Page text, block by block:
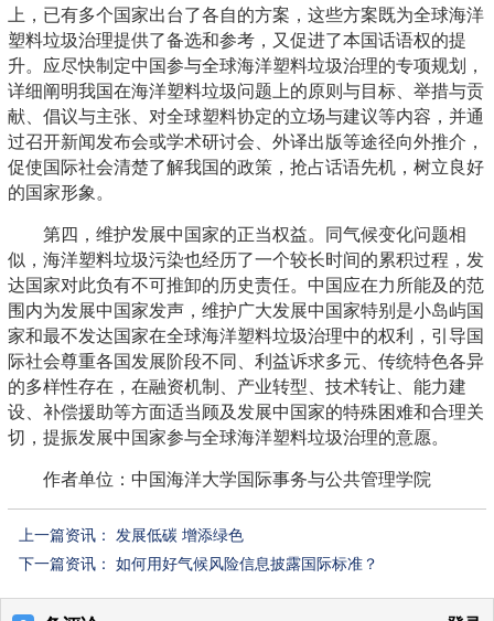
上，已有多个国家出台了各自的方案，这些方案既为全球海洋
塑料垃圾治理提供了备选和参考，又促进了本国话语权的提
升。应尽快制定中国参与全球海洋塑料垃圾治理的专项规划，
详细阐明我国在海洋塑料垃圾问题上的原则与目标、举措与贡
献、倡议与主张、对全球塑料协定的立场与建议等内容，并通
过召开新闻发布会或学术研讨会、外译出版等途径向外推介，
促使国际社会清楚了解我国的政策，抢占话语先机，树立良好
的国家形象。
第四，维护发展中国家的正当权益。同气候变化问题相
似，海洋塑料垃圾污染也经历了一个较长时间的累积过程，发
达国家对此负有不可推卸的历史责任。中国应在力所能及的范
围内为发展中国家发声，维护广大发展中国家特别是小岛屿国
家和最不发达国家在全球海洋塑料垃圾治理中的权利，引导国
际社会尊重各国发展阶段不同、利益诉求多元、传统特色各异
的多样性存在，在融资机制、产业转型、技术转让、能力建
设、补偿援助等方面适当顾及发展中国家的特殊困难和合理关
切，提振发展中国家参与全球海洋塑料垃圾治理的意愿。
作者单位：中国海洋大学国际事务与公共管理学院
上一篇资讯： 发展低碳 增添绿色
下一篇资讯： 如何用好气候风险信息披露国际标准？